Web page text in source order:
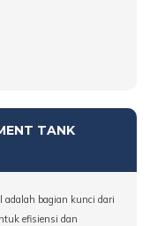
TANK
adalah bagian kunci dari
efisiensi dan